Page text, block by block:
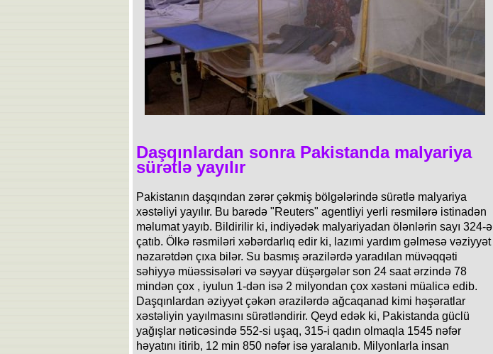
Daşqınlardan sonra Pakistanda malyariya
sürətlə yayılır
Pakistanın daşqından zərər çəkmiş bölgələrində sürətlə malyariya
xəstəliyi yayılır. Bu barədə "Reuters" agentliyi yerli rəsmilərə istinadən
məlumat yayıb. Bildirilir ki, indiyədək malyariyadan ölənlərin sayı 324-ə
çatıb. Ölkə rəsmiləri xəbərdarlıq edir ki, lazımi yardım gəlməsə vəziyyət
nəzarətdən çıxa bilər. Su basmış ərazilərdə yaradılan müvəqqəti
səhiyyə müəssisələri və səyyar düşərgələr son 24 saat ərzində 78
mindən çox , iyulun 1-dən isə 2 milyondan çox xəstəni müalicə edib.
Daşqınlardan əziyyət çəkən ərazilərdə ağcaqanad kimi həşəratlar
xəstəliyin yayılmasını sürətləndirir. Qeyd edək ki, Pakistanda güclü
yağışlar nəticəsində 552-si uşaq, 315-i qadın olmaqla 1545 nəfər
həyatını itirib, 12 min 850 nəfər isə yaralanıb. Milyonlarla insan